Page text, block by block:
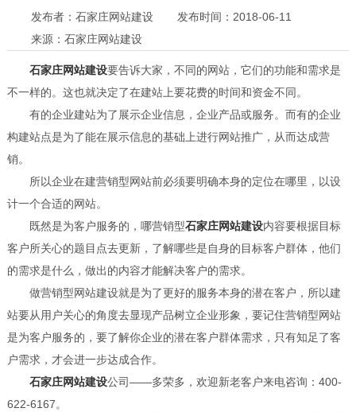
3 4
发布者：石家庄网站建设
发布时间：2018-06-11
来源：石家庄网站建设
石家庄网站建设要告诉大家，不同的网站，它们的功能和需求是
不一样的。这也就决定了在建站上要花费的时间和资金不同。
有的企业建站为了展示企业信息，企业产品或服务。而有的企业
构建站点是为了能在展示信息的基础上进行网站推广，从而达成营
销。
所以企业在建营销型网站前必须要明确本身的定位在哪里，以设
计一个合适的网站。
既然是为客户服务的，哪营销型石家庄网站建设内容要根据目标
客户所关心的题目点去更新，了解哪些是自身的目标客户群体，他们
的需求是什么，做出的内容才能解决客户的需求。
做营销型网站建设就是为了更好的服务本身的潜在客户，所以建
站要从用户关心的角度去显现产品树立企业形象，要记住营销型网站
是为客户服务的，要了解你企业的潜在客户群体需求，只有知足了客
户需求，才会进一步达成合作。
石家庄网站建设公司——多荣多，欢迎新老客户来电咨询：400-
622-6167。